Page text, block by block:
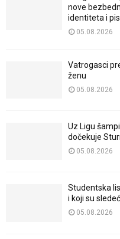
nove
identiteta i
05.08.2026
Vatrogasci
ženu
05.08.2026
Uz Ligu
dočekuje
05.08.2026
Studentska
i koji su
05.08.2026